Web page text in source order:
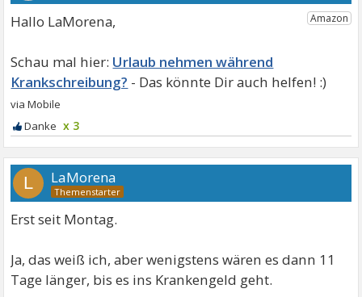
Hallo LaMorena,
Urlaub nehmen während
Krankschreibung?
x 3
L LaMorena
Erst seit Montag.
Ja, das weiß ich, aber wenigstens wären es dann 11
Tage länger, bis es ins Krankengeld geht.